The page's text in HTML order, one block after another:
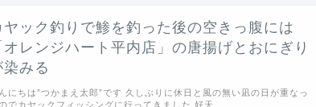
ヤック釣りで鯵を釣った後の空きっ腹には
オレンジハート平内店」の唐揚げとおにぎり
染みる
にちは”つかまえ太郎”です 久しぶりに休日と風の無い凪の日が重なっ
でカヤックフィッシングに行ってきました 好天 …